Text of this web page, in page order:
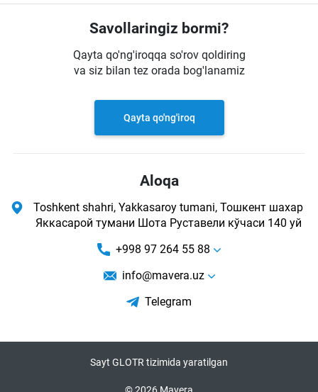
Savollaringiz bormi?
Qayta qo'ng'iroqqa so'rov qoldiring
va siz bilan tez orada bog'lanamiz
Qayta qo'ng'iroq
Aloqa
Toshkent shahri, Yakkasaroy tumani, Тошкент шахар
Яккасарой тумани Шота Руставели кўчаси 140 уй
+998 97 264 55 88
info@mavera.uz
Telegram
Sayt GLOTR tizimida yaratilgan